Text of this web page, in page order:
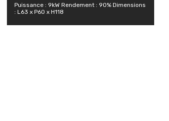
Puissance : 9kW Rendement : 90% Dimensions
: L63 x P60 x H118